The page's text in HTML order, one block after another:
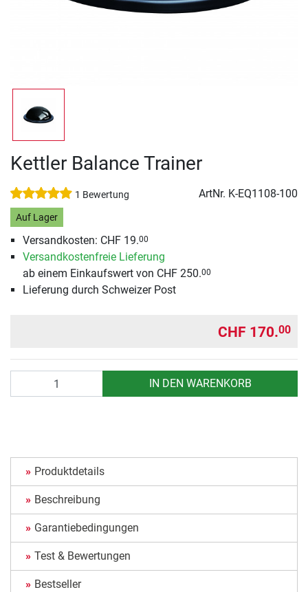
Kettler Balance Trainer
1 Bewertung ArtNr. K-EQ1108-100
Auf Lager
Versandkosten: CHF 19.00
Versandkostenfreie Lieferung
ab einem Einkaufswert von CHF 250.00
Lieferung durch Schweizer Post
CHF 170.00
IN DEN WARENKORB
Produktdetails
Beschreibung
Garantiebedingungen
Test & Bewertungen
Bestseller